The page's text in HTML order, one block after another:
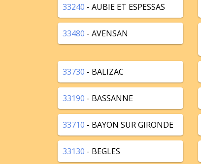
33240 - AUBIE ET ESPESSAS
33480 - AVENSAN
33730 - BALIZAC
33190 - BASSANNE
33710 - BAYON SUR GIRONDE
33130 - BEGLES